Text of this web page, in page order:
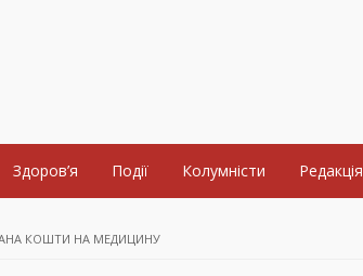
Здоров’я Події Колумністи Редакція
КОШТИ НА МЕДИЦИНУ